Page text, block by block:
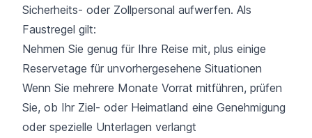
Sicherheits- oder Zollpersonal aufwerfen. Als
Faustregel gilt:
Nehmen Sie genug für Ihre Reise mit, plus einige
Reservetage für unvorhergesehene Situationen
Wenn Sie mehrere Monate Vorrat mitführen, prüfen
Sie, ob Ihr Ziel- oder Heimatland eine Genehmigung
oder spezielle Unterlagen verlangt